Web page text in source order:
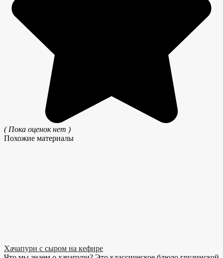
( Пока оценок нет )
Похожие материалы
Хачапури с сыром на кефире